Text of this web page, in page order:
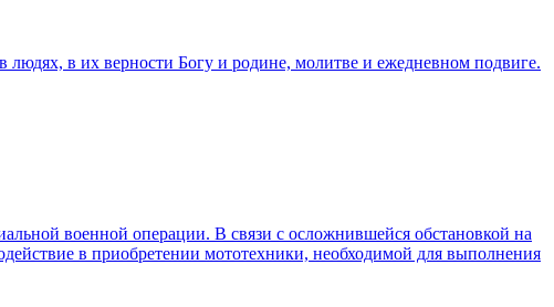
в их верности Богу и родине, молитве и ежедневном подвиге.
военной операции. В связи с осложнившейся обстановкой на
в приобретении мототехники, необходимой для выполнения